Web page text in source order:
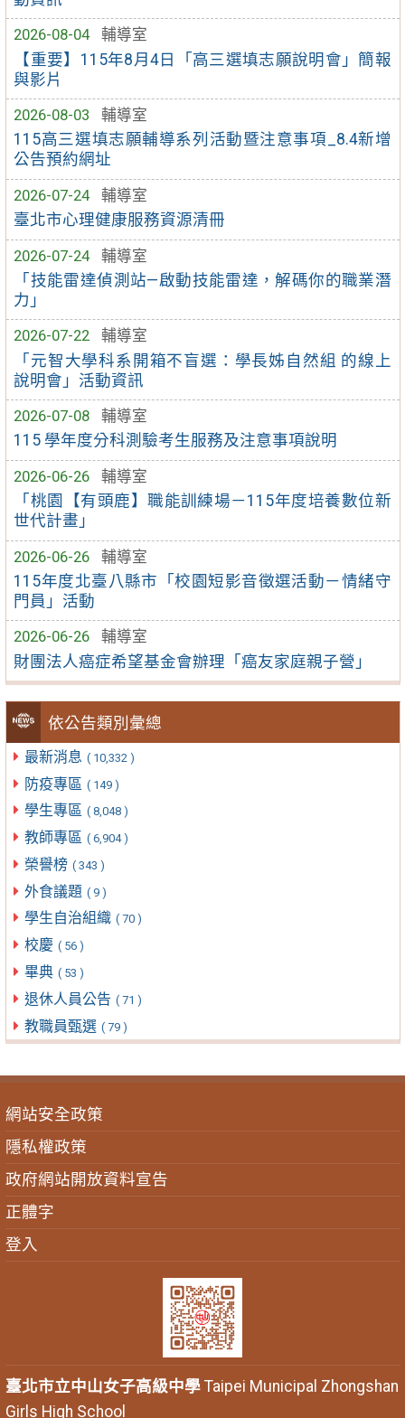
2026-08-04
輔導室
【重要】115年8月4日「高三選填志願說明會」簡報
與影片
2026-08-03
輔導室
115高三選填志願輔導系列活動暨注意事項_8.4新增
公告預約網址
2026-07-24
輔導室
臺北市心理健康服務資源清冊
2026-07-24
輔導室
「技能雷達偵測站—啟動技能雷達，解碼你的職業潛
力」
2026-07-22
輔導室
「元智大學科系開箱不盲選：學長姊自然組 的線上
說明會」活動資訊
2026-07-08
輔導室
115 學年度分科測驗考生服務及注意事項說明
2026-06-26
輔導室
「桃園【有頭鹿】職能訓練場－115年度培養數位新
世代計畫」
2026-06-26
輔導室
115年度北臺八縣市「校園短影音徵選活動－情緒守
門員」活動
2026-06-26
輔導室
財團法人癌症希望基金會辦理「癌友家庭親子營」
依公告類別彙總
最新消息 ( 10,332 )
防疫專區 ( 149 )
學生專區 ( 8,048 )
教師專區 ( 6,904 )
榮譽榜 ( 343 )
外食議題 ( 9 )
學生自治組織 ( 70 )
校慶 ( 56 )
畢典 ( 53 )
退休人員公告 ( 71 )
教職員甄選 ( 79 )
網站安全政策
隱私權政策
政府網站開放資料宣告
正體字
登入
臺北市立中山女子高級中學Taipei Municipal Zhongshan
Girls High School